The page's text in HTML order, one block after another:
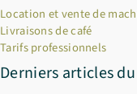
Location et vente de
Livraisons de café
Tarifs professionnels
Derniers articles